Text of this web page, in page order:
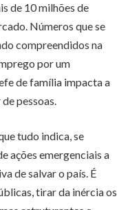
de 10 milhões de
Números que se
compreendidos na
por um
de família impacta a
pessoas.
tudo indica, se
ações emergenciais a
de salvar o país. É
tirar da inércia os